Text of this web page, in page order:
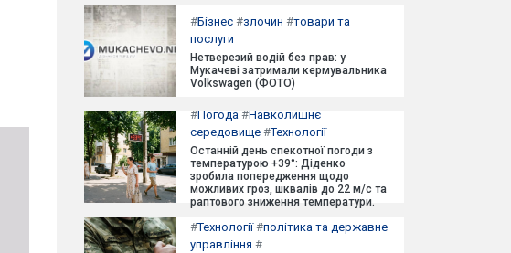
#Бізнес #злочин #товари та
послуги
Нетверезий водій без прав: у
Мукачеві затримали кермувальника
Volkswagen (ФОТО)
#Погода #Навколишнє
середовище #Технології
Останній день спекотної погоди з
температурою +39°: Діденко
зробила попередження щодо
можливих гроз, шквалів до 22 м/с та
раптового зниження температури.
#Технології#політика та державне
управління #